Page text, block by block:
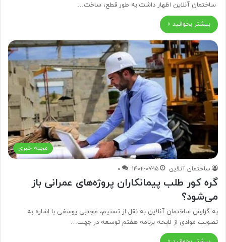
ساختمان آنلاین اظهار داشت:به طور قطع، ساخت…
بیشتر بخوانید »
مجله خبری
ساختمان آنلاین ۱۴۰۲-۰۷-۱۵ ۰
گره کور طلب پیمانکاران پروژه‌های عمرانی باز
می‌شود؟
به گزارش ساختمان آنلاین به نقل از تسنیم، مجتبی یوسفی با اشاره به
تصویب موادی از لایحه برنامه هفتم توسعه در جهت…